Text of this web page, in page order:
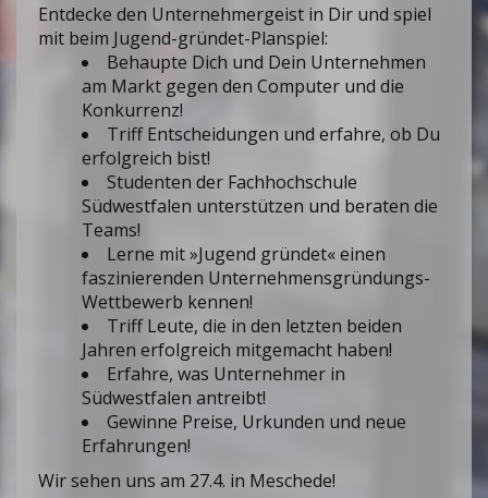
Entdecke den Unternehmergeist in Dir und spiel
mit beim Jugend-gründet-Planspiel:
Behaupte Dich und Dein Unternehmen
am Markt gegen den Computer und die
Konkurrenz!
Triff Entscheidungen und erfahre, ob Du
erfolgreich bist!
Studenten der Fachhochschule
Südwestfalen unterstützen und beraten die
Teams!
Lerne mit »Jugend gründet« einen
faszinierenden Unternehmensgründungs-
Wettbewerb kennen!
Triff Leute, die in den letzten beiden
Jahren erfolgreich mitgemacht haben!
Erfahre, was Unternehmer in
Südwestfalen antreibt!
Gewinne Preise, Urkunden und neue
Erfahrungen!
Wir sehen uns am 27.4. in Meschede!